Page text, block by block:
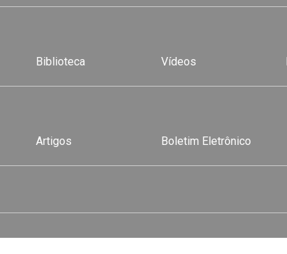
Biblioteca Vídeos
Artigos Boletim Eletrônico